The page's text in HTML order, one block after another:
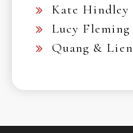
Kate Hindley
Lucy Fleming
Quang & Lien